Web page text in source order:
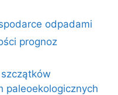
odpadami
prognoz
paleoekologicznych